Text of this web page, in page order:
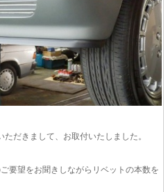
だきまして、お取付いたしました。
要望をお聞きしながらリベットの本数を